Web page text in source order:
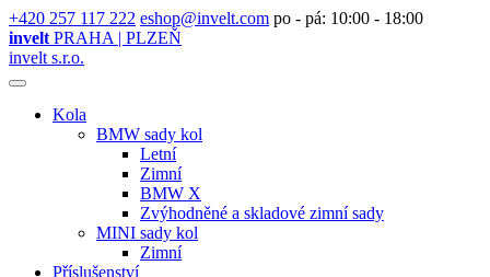
+420 257 117 222 eshop@invelt.com po - pá: 10:00 - 18:00
invelt PRAHA | PLZEŇ
invelt s.r.o.
Kola
BMW sady kol
Letní
Zimní
BMW X
Zvýhodněné a skladové zimní sady
MINI sady kol
Zimní
Příslušenství